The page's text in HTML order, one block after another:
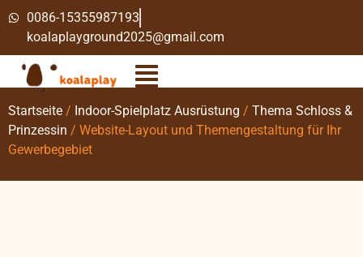
0086-15355987193
koalaplayground2025@gmail.com
Startseite / Indoor-Spielplatz Ausrüstung / Thema Schloss &
Prinzessin / Website-Layout und Themengestaltung für Ihr
Gewerbegebiet